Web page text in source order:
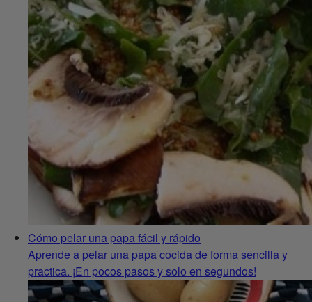
Cómo pelar una papa fácil y rápido
Aprende a pelar una papa cocida de forma sencilla y
practica. ¡En pocos pasos y solo en segundos!